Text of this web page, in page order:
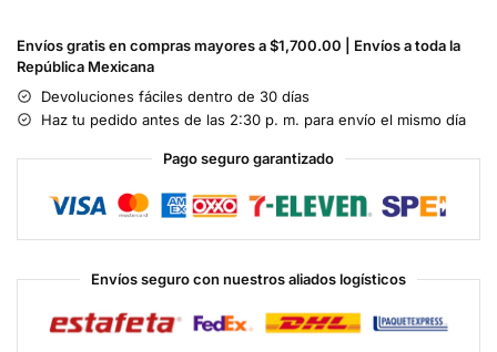
Envíos gratis en compras mayores a $1,700.00 | Envíos a toda la
República Mexicana
Devoluciones fáciles dentro de 30 días
Haz tu pedido antes de las 2:30 p. m. para envío el mismo día
Pago seguro garantizado
Envíos seguro con nuestros aliados logísticos